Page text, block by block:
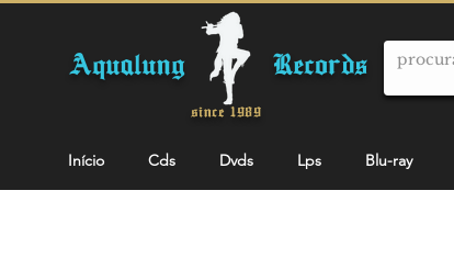
Aqualung Records
since 1989
Início Cds Dvds Lps Blu-ray